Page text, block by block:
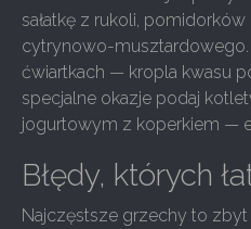
sałatkę z rukoli,
cytrynowo-
ćwiartkach — kropla kwasu
specjalne okazje podaj
jogurtowym z koperkiem —
Błędy, których
Najczęstsze grzechy to